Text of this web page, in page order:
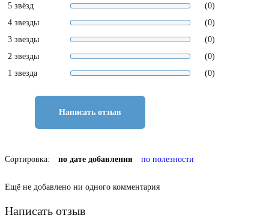
5 звёзд
(0)
4 звезды
(0)
3 звезды
(0)
2 звезды
(0)
1 звезда
(0)
Написать отзыв
Сортировка: по дате добавления по полезности
Ещё не добавлено ни одного комментария
Написать отзыв